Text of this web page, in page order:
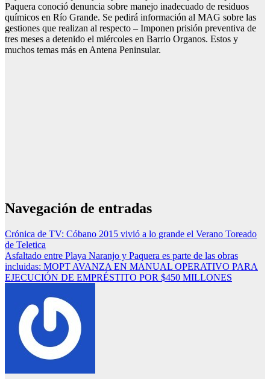
Paquera conoció denuncia sobre manejo inadecuado de residuos
químicos en Río Grande. Se pedirá información al MAG sobre las
gestiones que realizan al respecto – Imponen prisión preventiva de
tres meses a detenido el miércoles en Barrio Organos. Estos y
muchos temas más en Antena Peninsular.
Navegación de entradas
Crónica de TV: Cóbano 2015 vivió a lo grande el Verano Toreado
de Teletica
Asfaltado entre Playa Naranjo y Paquera es parte de las obras
incluidas: MOPT AVANZA EN MANUAL OPERATIVO PARA
EJECUCIÓN DE EMPRÉSTITO POR $450 MILLONES